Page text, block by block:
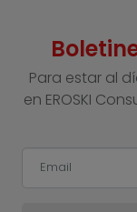
Para estar al
en EROSKI